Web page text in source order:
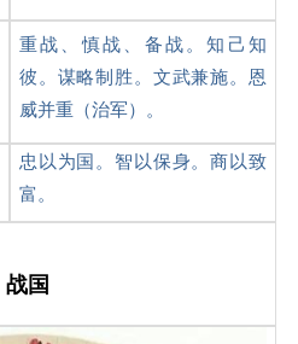
重战、慎战、备战。知己知
彼。谋略制胜。文武兼施。恩
威并重（治军）。
忠以为国。智以保身。商以致
富。
战国